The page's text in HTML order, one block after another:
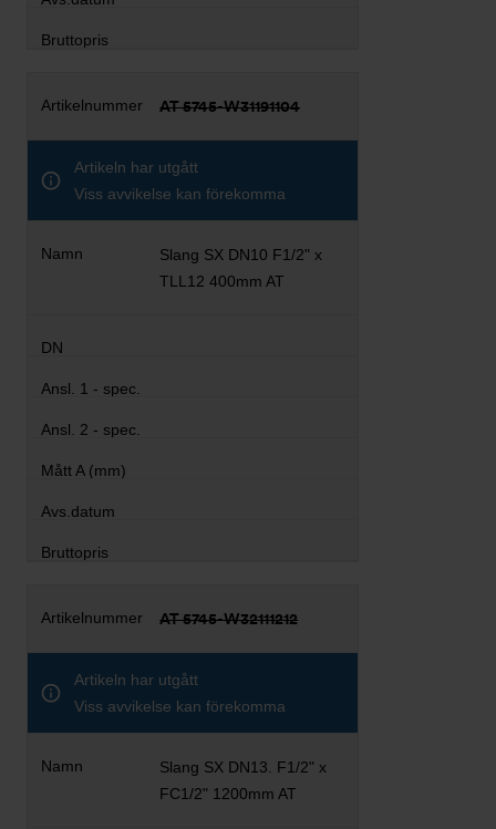
AT 5745-W31191104
Artikeln har utgått
Viss avvikelse kan förekomma
Slang SX DN10 F1/2" x
TLL12 400mm AT
AT 5745-W32111212
Artikeln har utgått
Viss avvikelse kan förekomma
Slang SX DN13. F1/2" x
FC1/2" 1200mm AT